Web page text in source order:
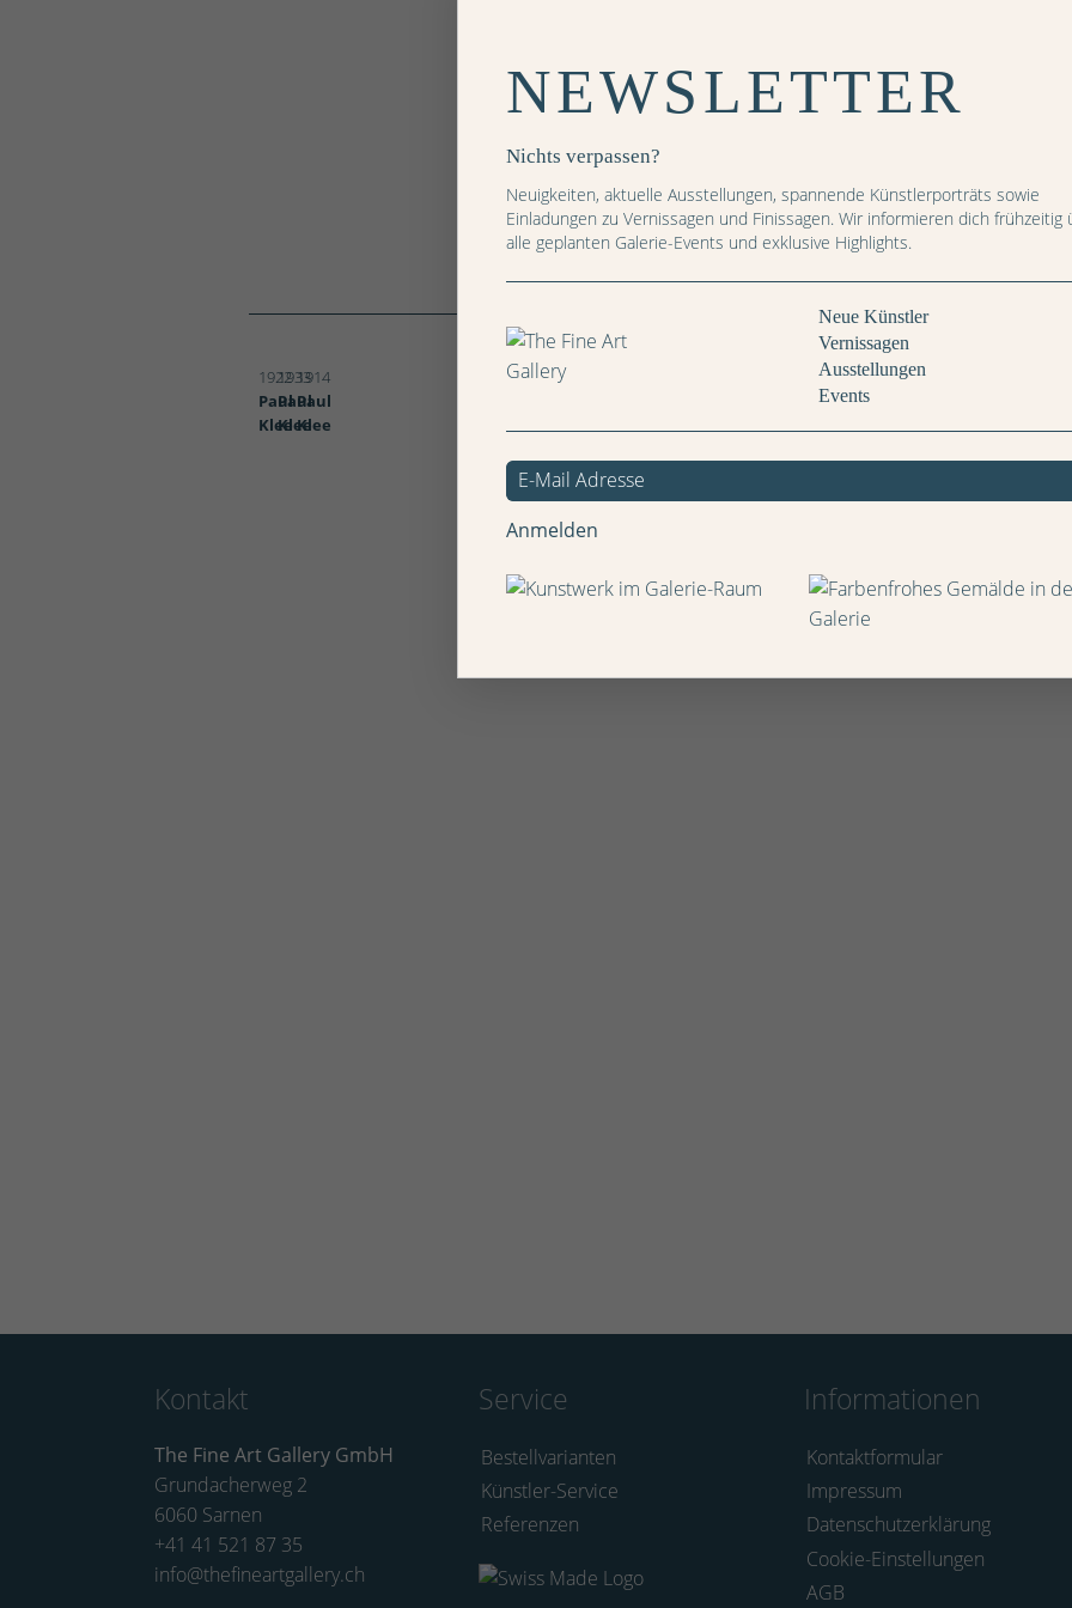
Preis: CHF
Weitere Bilder
1922
Paul
Klee
1933
Paul
Klee
1914
Paul
Klee
Kontakt
The Fine Art Gallery GmbH
Grundacherweg 2
6060 Sarnen
+41 41 521 87 35
info@thefineartgallery.ch
Service
Bestellvarianten
Künstler-Service
Referenzen
Informationen
Kontaktformular
Impressum
Datenschutzerklärung
Cookie-Einstellungen
AGB
NEWSLETTER
Nichts verpassen?
Neuigkeiten, aktuelle Ausstellungen, spannende Künstlerporträts sowie
Einladungen zu Vernissagen und Finissagen. Wir informieren dich frühzeitig
alle geplanten Galerie-Events und exklusive Highlights.
Neue Künstler
Vernissagen
Ausstellungen
Events
Anmelden